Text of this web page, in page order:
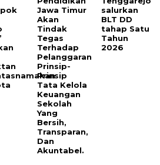
Jawa Timur
Akan
Tindak
Tegas
Terhadap
Pelanggaran
Prinsip-
Prinsip
Tata Kelola
Keuangan
Sekolah
Yang
Bersih,
Transparan,
Dan
Akuntabel.
salurkan
BLT DD
tahap Satu
Tahun
2026